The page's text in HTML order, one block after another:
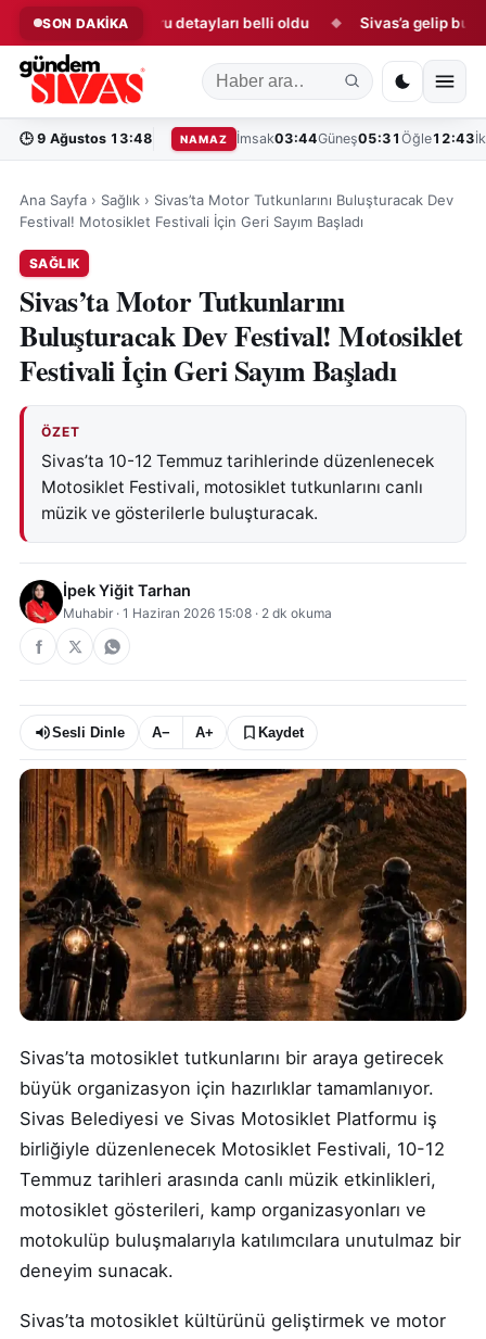
SON DAKİKA
ve başvuru detayları belli oldu ◆ Sivas’a gelip bunu
🕒 9 Ağustos 13:48 NAMAZ İmsak03:44Güneş05:31 Öğle12:43
Ana Sayfa › Sağlık › Sivas’ta Motor Tutkunlarını Buluşturacak Dev
Festival! Motosiklet Festivali İçin Geri Sayım Başladı
SAĞLIK
Sivas’ta Motor Tutkunlarını
Buluşturacak Dev Festival! Motosiklet
Festivali İçin Geri Sayım Başladı
ÖZET
Sivas’ta 10-12 Temmuz tarihlerinde düzenlenecek
Motosiklet Festivali, motosiklet tutkunlarını canlı
müzik ve gösterilerle buluşturacak.
İpek Yiğit Tarhan
Muhabir · 1 Haziran 2026 15:08 · 2 dk okuma
Sesli Dinle A− A+ Kaydet
Sivas’ta motosiklet tutkunlarını bir araya getirecek
büyük organizasyon için hazırlıklar tamamlanıyor.
Sivas Belediyesi ve Sivas Motosiklet Platformu iş
birliğiyle düzenlenecek Motosiklet Festivali, 10-12
Temmuz tarihleri arasında canlı müzik etkinlikleri,
motosiklet gösterileri, kamp organizasyonları ve
motokulüp buluşmalarıyla katılımcılara unutulmaz bir
deneyim sunacak.
Sivas’ta motosiklet kültürünü geliştirmek ve motor